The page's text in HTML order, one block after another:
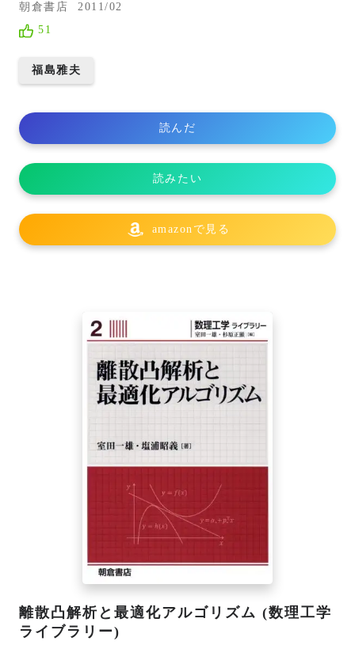
朝倉書店
2011/02
51
福島雅夫
読んだ
読みたい
amazonで見る
離散凸解析と最適化アルゴリズム (数理工学
ライブラリー)